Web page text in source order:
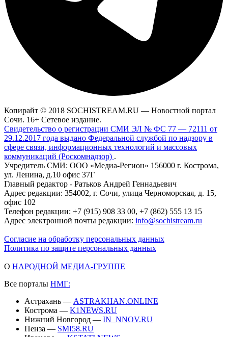
Копирайт © 2018 SOCHISTREAM.RU — Новостной портал
Сочи. 16+ Сетевое издание.
Свидетельство о регистрации СМИ ЭЛ № ФС 77 — 72111 от
29.12.2017 года выдано Федеральной службой по надзору в
сфере связи, информационных технологий и массовых
коммуникаций (Роскомнадзор) .
Учредитель СМИ: ООО «Медиа-Регион» 156000 г. Кострома,
ул. Ленина, д.10 офис 37Г
Главный редактор - Ратьков Андрей Геннадьевич
Адрес редакции: 354002, г. Сочи, улица Черноморская, д. 15,
офис 102
Телефон редакции: +7 (915) 908 33 00, +7 (862) 555 13 15
Адрес электронной почты редакции: info@sochistream.ru
Согласие на обработку персональных данных
Политика по защите персональных данных
О НАРОДНОЙ МЕДИА-ГРУППЕ
Все порталы НМГ:
Астрахань — ASTRAKHAN.ONLINE
Кострома — K1NEWS.RU
Нижний Новгород — IN_NNOV.RU
Пенза — SMI58.RU